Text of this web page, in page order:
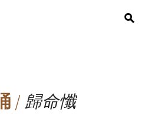
/ 歸命懺